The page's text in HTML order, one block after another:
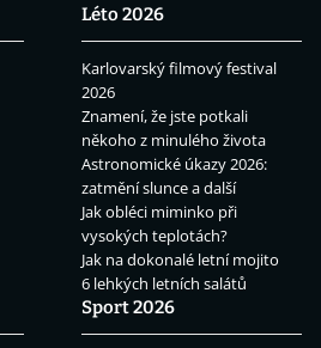
Léto 2026
Karlovarský filmový festival
2026
Znamení, že jste potkali
někoho z minulého života
Astronomické úkazy 2026:
zatmění slunce a další
Jak obléci miminko při
vysokých teplotách?
Jak na dokonalé letní mojito
6 lehkých letních salátů
Sport 2026